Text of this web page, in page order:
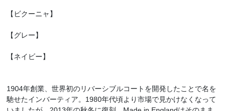
【ビクーニャ】
【グレー】
【ネイビー】
1904年創業、世界初のリバーシブルコートを開発したことで名を
馳せたインバーティア。1980年代頃より市場で見かけなくなって